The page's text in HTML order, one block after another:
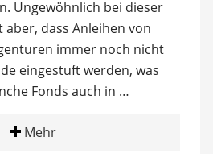
Ungewöhnlich bei dieser
dass Anleihen von
immer noch nicht
eingestuft werden, was
Fonds auch in …
Mehr